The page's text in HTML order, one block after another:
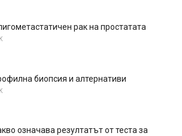
рак на простатата
биопсия и алтернативи
означава резултатът от теста за